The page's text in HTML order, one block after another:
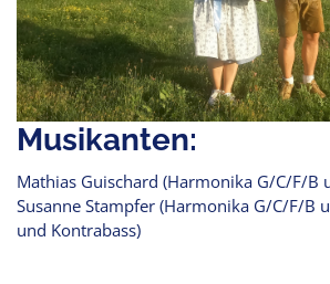
Musikanten:
Mathias Guischard (Harmonika G/C/F/B
Susanne Stampfer (Harmonika G/C/F/B
und Kontrabass)